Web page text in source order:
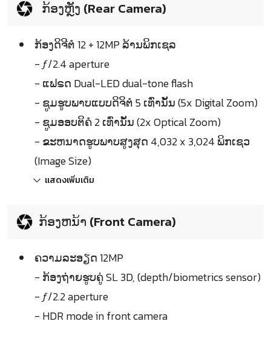
ກ້ອງຫຼັງ (Rear Camera)
ກ້ອງດິຈີຕໍ 12 + 12MP ລ້ານພິກເຊລ
- ƒ/2.4 aperture
- ແຟຣດ Dual-LED dual-tone flash
- ຊູມຮູບພາບແບບດິຈິຕໍ 5 ເທົ່ານັ້ນ (5x Digital Zoom)
- ຊູມອອບຕິຄໍ 2 ເທົ່ານັ້ນ (2x Optical Zoom)
- ຂະຫນາດຮູບພາບສູງສຸດ 4,032 x 3,024 ພິກເຊວ
(Image Size)
แสดงเพิ่มเติม
ກ້ອງຫນ້າ (Front Camera)
ຄວາມລະອຽດ 12MP
- ກ້ອງຖ່າຍຮູບຄູ່ SL 3D, (depth/biometrics sensor)
- ƒ/2.2 aperture
- HDR mode in front camera